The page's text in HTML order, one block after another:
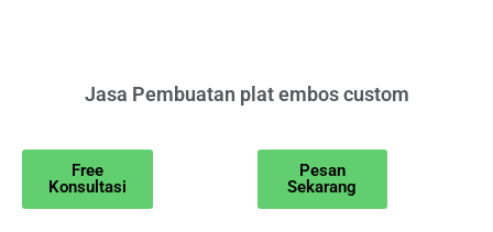
Jasa Pembuatan plat embos custom
Free
Konsultasi
Pesan
Sekarang